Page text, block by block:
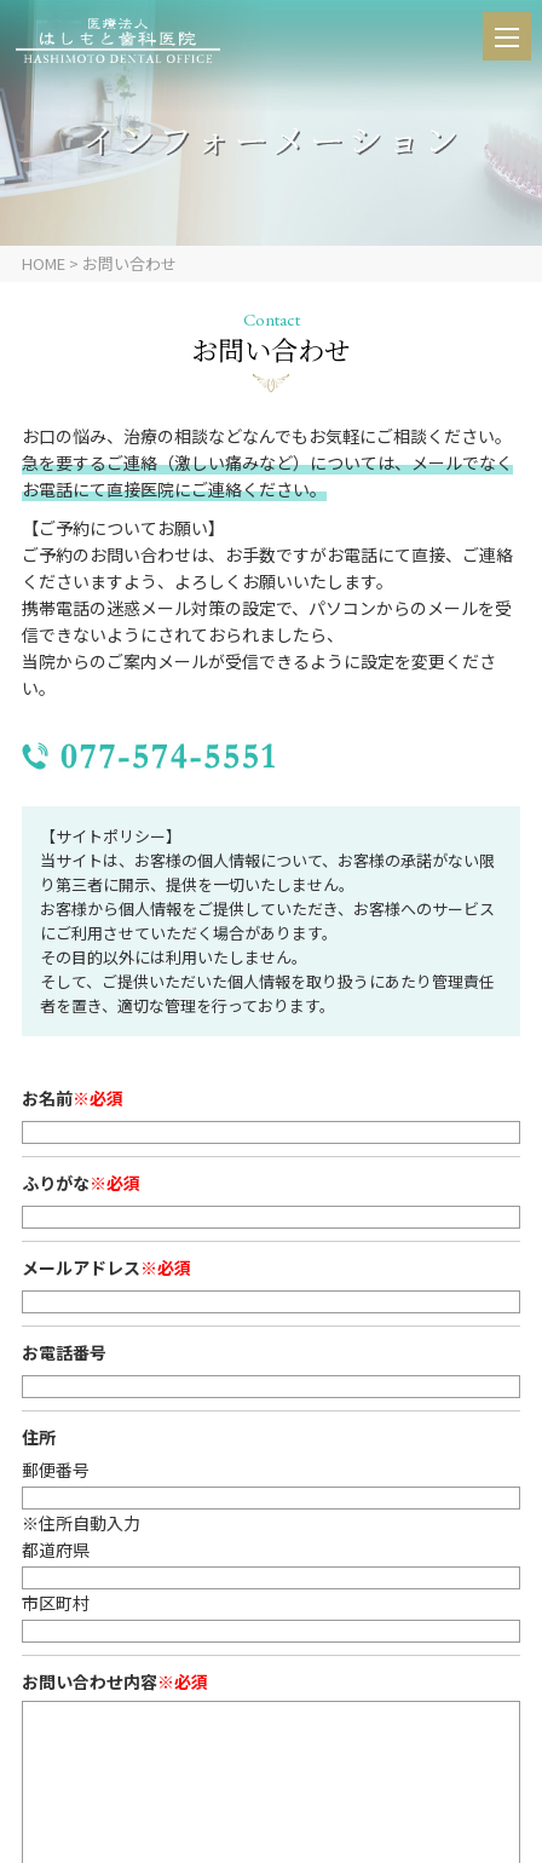
HOME> お問い合わせ
Contact
お問い合わせ
お口の悩み、治療の相談などなんでもお気軽にご相談ください。
急を要するご連絡（激しい痛みなど）については、メールでなく
お電話にて直接医院にご連絡ください。
【ご予約についてお願い】
ご予約のお問い合わせは、お手数ですがお電話にて直接、ご連絡
くださいますよう、よろしくお願いいたします。
携帯電話の迷惑メール対策の設定で、パソコンからのメールを受
信できないようにされておられましたら、
当院からのご案内メールが受信できるように設定を変更くださ
い。
【サイトポリシー】
当サイトは、お客様の個人情報について、お客様の承諾がない限
り第三者に開示、提供を一切いたしません。
お客様から個人情報をご提供していただき、お客様へのサービス
にご利用させていただく場合があります。
その目的以外には利用いたしません。
そして、ご提供いただいた個人情報を取り扱うにあたり管理責任
者を置き、適切な管理を行っております。
お名前※必須
ふりがな※必須
メールアドレス※必須
お電話番号
住所
郵便番号
※住所自動入力
都道府県
市区町村
お問い合わせ内容※必須